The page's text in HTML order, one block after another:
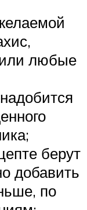
любые
берут
добавить
по